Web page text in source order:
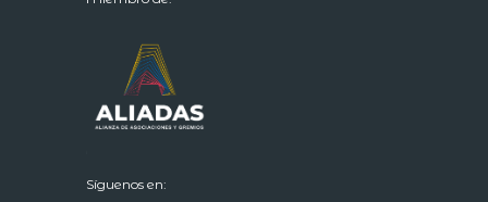
Síguenos en: